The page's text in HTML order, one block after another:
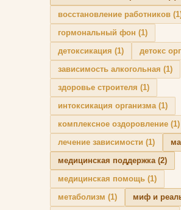
восстановление работников
гормональный фон (1)
детоксикация (1) детокс
зависимость алкогольная (1)
здоровье строителя (1)
интоксикация организма(1)
комплексное оздоровление (1)
лечение зависимости (1)
медицинская поддержка(2)
медицинская помощь (1)
метаболизм (1) миф и